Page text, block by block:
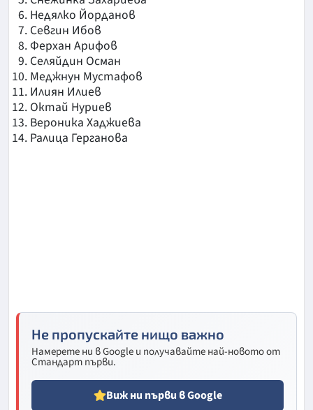
Недялко Йорданов
Севгин Ибов
Ферхан Арифов
Селяйдин Осман
Меджнун Мустафов
Илиян Илиев
Октай Нуриев
Вероника Хаджиева
Ралица Герганова
Не пропускайте нищо важно
Намерете ни в Google и получавайте най-новото от
Стандарт първи.
Виж ни първи в Google